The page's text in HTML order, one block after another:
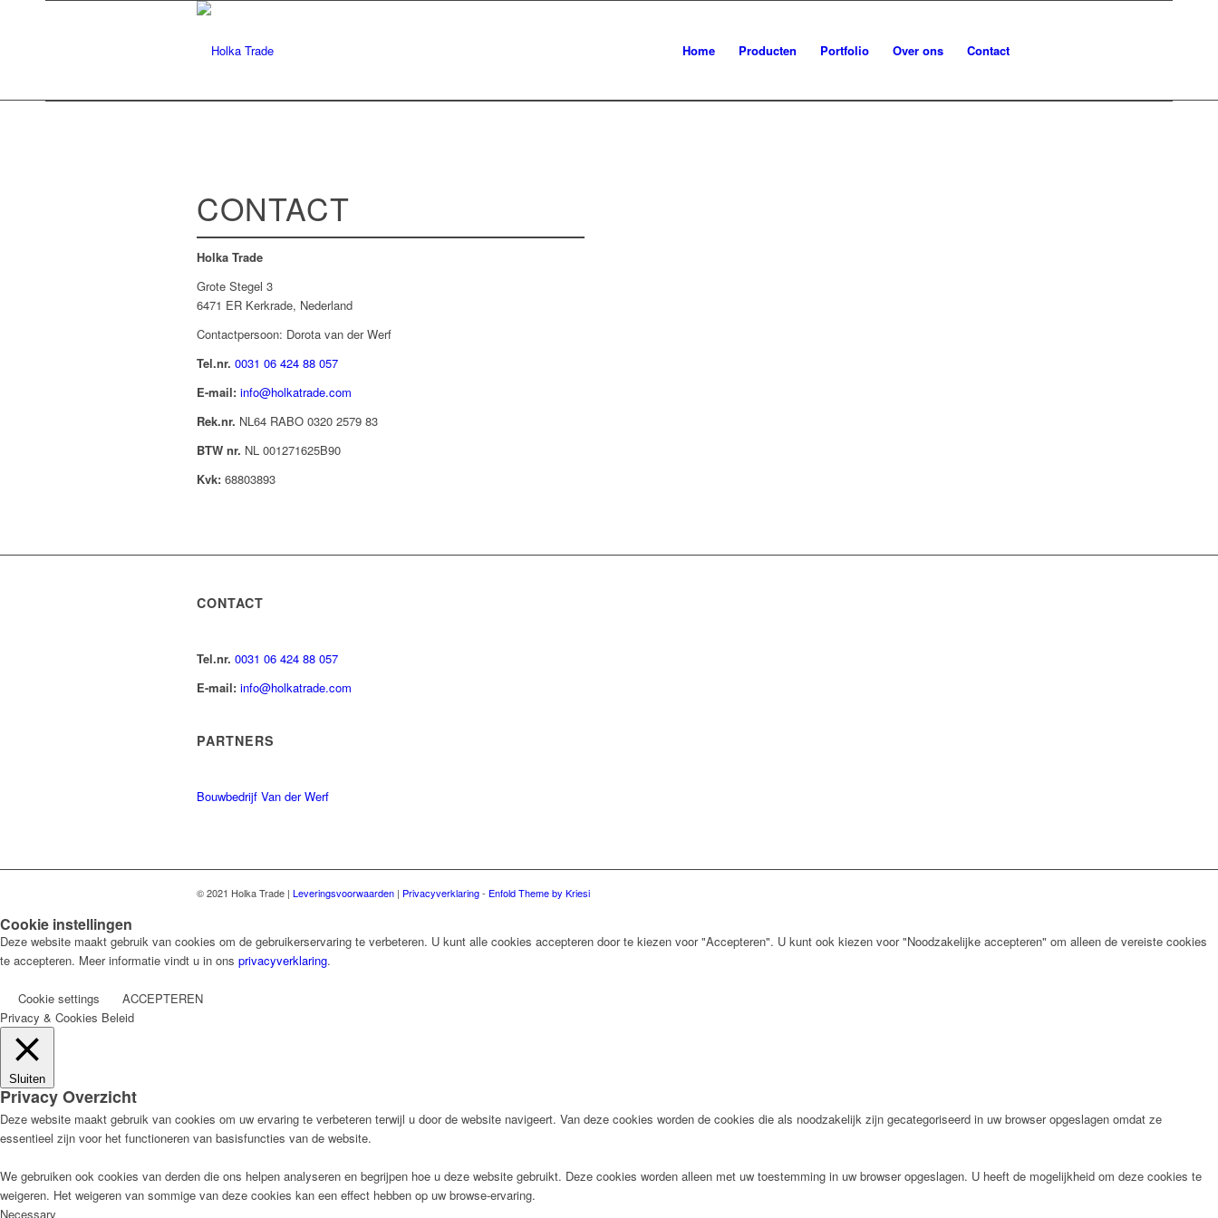
Home Producten Portfolio Over ons Contact
CONTACT
Holka Trade
Grote Stegel 3
6471 ER Kerkrade, Nederland
Contactpersoon: Dorota van der Werf
Tel.nr. 0031 06 424 88 057
E-mail: info@holkatrade.com
Rek.nr. NL64 RABO 0320 2579 83
BTW nr. NL 001271625B90
Kvk: 68803893
CONTACT
Tel.nr. 0031 06 424 88 057
E-mail: info@holkatrade.com
PARTNERS
Bouwbedrijf Van der Werf
© 2021 Holka Trade | Leveringsvoorwaarden | Privacyverklaring- Enfold Theme by Kriesi
Cookie instellingen
Deze website maakt gebruik van cookies om de gebruikerservaring te verbeteren. U kunt alle cookies accepteren door te kiezen voor "Accepteren". U kunt ook kiezen voor "Noodzakelijke accepteren" om alleen de vereiste cookies
te accepteren. Meer informatie vindt u in ons privacyverklaring.
Cookie settings
ACCEPTEREN
Privacy & Cookies Beleid
Sluiten
Privacy Overzicht
Deze website maakt gebruik van cookies om uw ervaring te verbeteren terwijl u door de website navigeert. Van deze cookies worden de cookies die als noodzakelijk zijn gecategoriseerd in uw browser opgeslagen omdat ze
essentieel zijn voor het functioneren van basisfuncties van de website.
We gebruiken ook cookies van derden die ons helpen analyseren en begrijpen hoe u deze website gebruikt. Deze cookies worden alleen met uw toestemming in uw browser opgeslagen. U heeft de mogelijkheid om deze cookies te
weigeren. Het weigeren van sommige van deze cookies kan een effect hebben op uw browse-ervaring.
Necessary